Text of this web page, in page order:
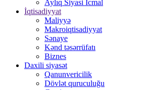
Aylıq Siyasi İcmal
İqtisadiyyat
Maliyyə
Makroiqtisadiyyat
Sənaye
Kənd təsərrüfatı
Biznes
Daxili siyasət
Qanunvericilik
Dövlət quruculuğu